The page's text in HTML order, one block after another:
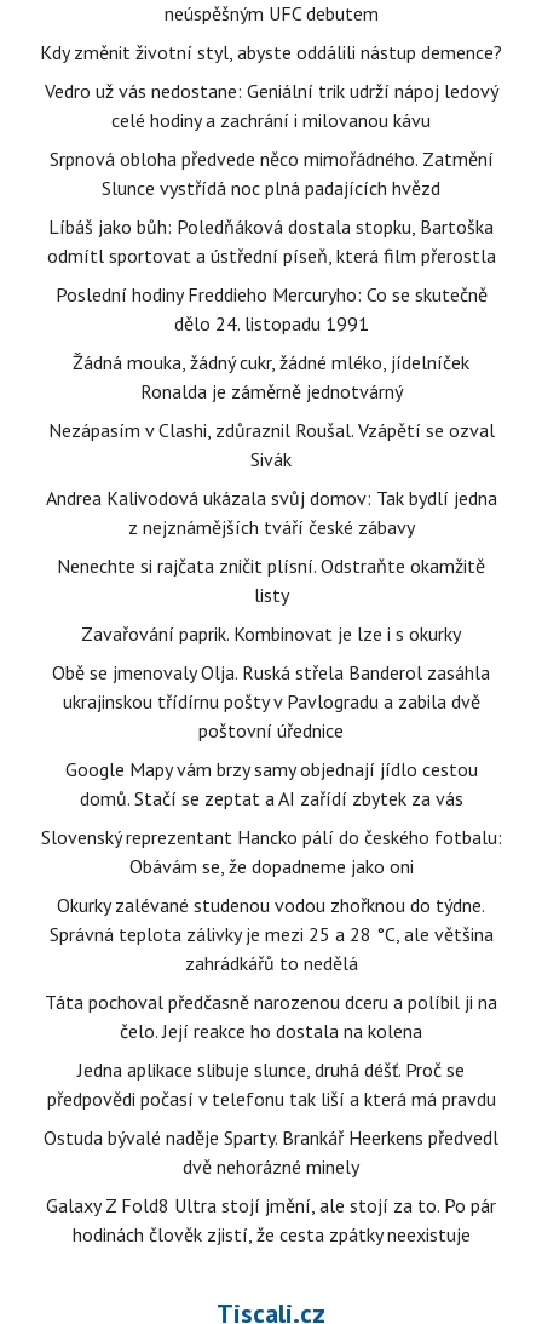
neúspěšným UFC debutem
Kdy změnit životní styl, abyste oddálili nástup demence?
Vedro už vás nedostane: Geniální trik udrží nápoj ledový
celé hodiny a zachrání i milovanou kávu
Srpnová obloha předvede něco mimořádného. Zatmění
Slunce vystřídá noc plná padajících hvězd
Líbáš jako bůh: Poledňáková dostala stopku, Bartoška
odmítl sportovat a ústřední píseň, která film přerostla
Poslední hodiny Freddieho Mercuryho: Co se skutečně
dělo 24. listopadu 1991
Žádná mouka, žádný cukr, žádné mléko, jídelníček
Ronalda je záměrně jednotvárný
Nezápasím v Clashi, zdůraznil Roušal. Vzápětí se ozval
Sivák
Andrea Kalivodová ukázala svůj domov: Tak bydlí jedna
z nejznámějších tváří české zábavy
Nenechte si rajčata zničit plísní. Odstraňte okamžitě
listy
Zavařování paprik. Kombinovat je lze i s okurky
Obě se jmenovaly Olja. Ruská střela Banderol zasáhla
ukrajinskou třídírnu pošty v Pavlogradu a zabila dvě
poštovní úřednice
Google Mapy vám brzy samy objednají jídlo cestou
domů. Stačí se zeptat a AI zařídí zbytek za vás
Slovenský reprezentant Hancko pálí do českého fotbalu:
Obávám se, že dopadneme jako oni
Okurky zalévané studenou vodou zhořknou do týdne.
Správná teplota zálivky je mezi 25 a 28 °C, ale většina
zahrádkářů to nedělá
Táta pochoval předčasně narozenou dceru a políbil ji na
čelo. Její reakce ho dostala na kolena
Jedna aplikace slibuje slunce, druhá déšť. Proč se
předpovědi počasí v telefonu tak liší a která má pravdu
Ostuda bývalé naděje Sparty. Brankář Heerkens předvedl
dvě nehorázné minely
Galaxy Z Fold8 Ultra stojí jmění, ale stojí za to. Po pár
hodinách člověk zjistí, že cesta zpátky neexistuje
Tiscali.cz